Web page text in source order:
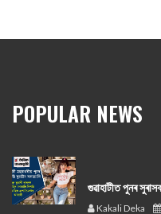
POPULAR NEWS
গুৱাহাটীত পুনৰ
Kakali Deka